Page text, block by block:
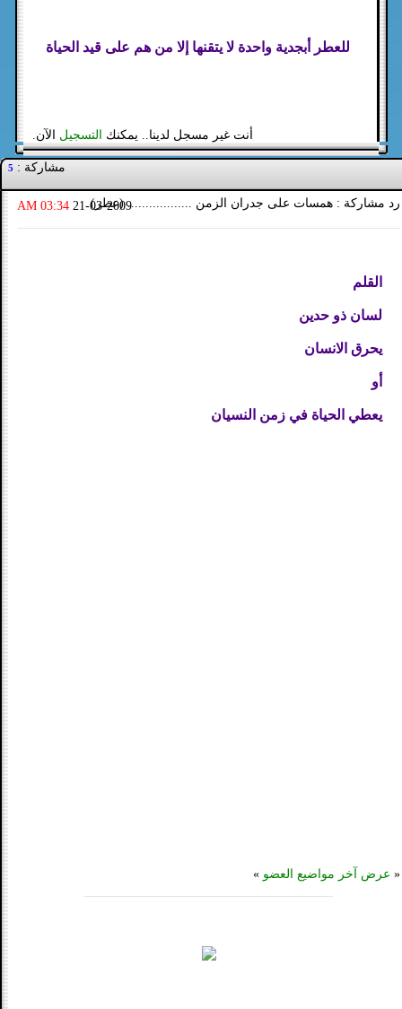
للعطر أبجدية واحدة لا يتقنها إلا من هم على قيد الحياة
أنت غير مسجل لدينا.. يمكنك التسجيل الآن.
مشاركة : 5
رد مشاركة : همسات على جدران الزمن .................. (عطر)
21-03-2009
03:34 AM
القلم
لسان ذو حدين
يحرق الانسان
أو
يعطي الحياة في زمن النسيان
« عرض آخر مواضيع العضو »